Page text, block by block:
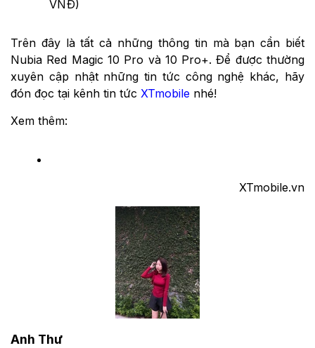
VNĐ)
Trên đây là tất cả những thông tin mà bạn cần biết
Nubia Red Magic 10 Pro và 10 Pro+. Để được thường
xuyên cập nhật những tin tức công nghệ khác, hãy
đón đọc tại kênh tin tức XTmobile nhé!
Xem thêm:
XTmobile.vn
Anh Thư